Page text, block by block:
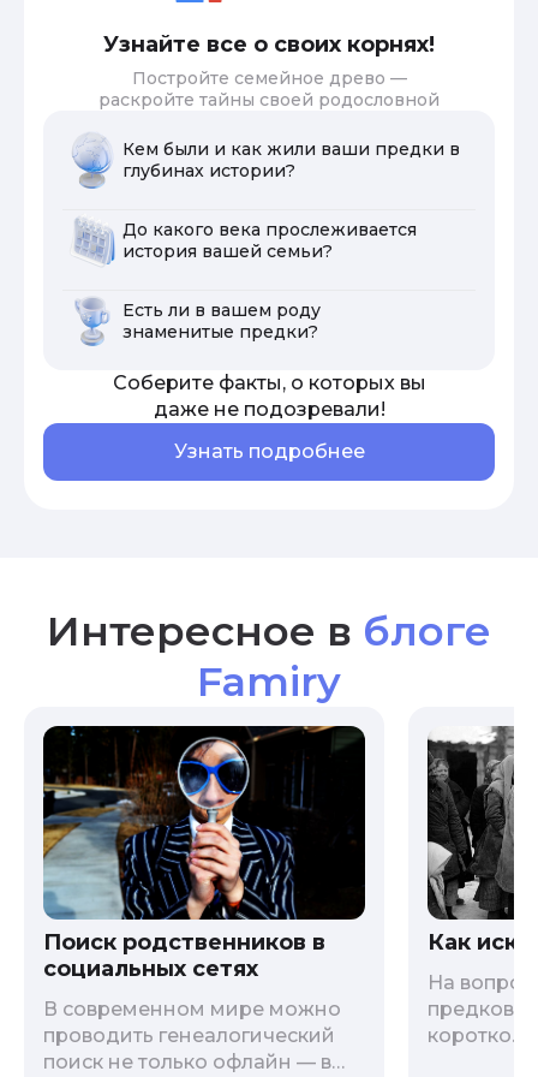
Узнайте все о своих корнях!
Постройте семейное древо —
раскройте тайны своей родословной
Кем были и как жили ваши предки в
глубинах истории?
До какого века прослеживается
история вашей семьи?
Есть ли в вашем роду
знаменитые предки?
Соберите факты, о которых вы
даже не подозревали!
Узнать подробнее
Интересное в блоге
Famiry
Поиск родственников в
социальных сетях
В современном мире можно
проводить генеалогический
поиск не только офлайн — в
Как
На вопрос
коротко.